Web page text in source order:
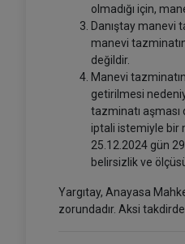
olmadığı için,
Danıştay manevi
manevi
değildir.
Manevi
getirilmesi
tazminatı aşması
iptali istemiyle bir
25.12.2024 gün
belirsizlik ve
Yargıtay, Anayasa
zorundadır. Aksi